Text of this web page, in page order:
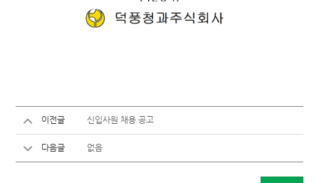
이전글 신입사원 채용 공고
다음글 없음